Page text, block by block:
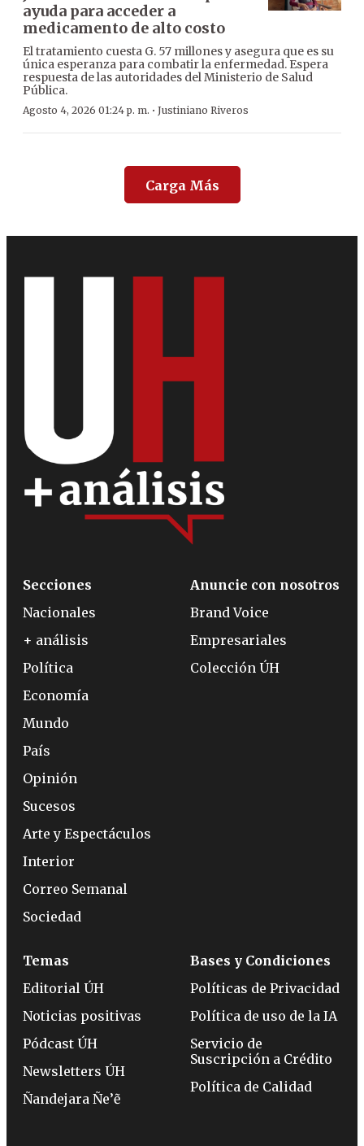
ayuda para acceder a
medicamento de alto costo
El tratamiento cuesta G. 57 millones y asegura que es su
única esperanza para combatir la enfermedad. Espera
respuesta de las autoridades del Ministerio de Salud
Pública.
Agosto 4, 2026 01:24 p. m. · Justiniano Riveros
Carga Más
Secciones
Nacionales
+ análisis
Política
Economía
Mundo
País
Opinión
Sucesos
Arte y Espectáculos
Interior
Correo Semanal
Sociedad
Anuncie con nosotros
Brand Voice
Empresariales
Colección ÚH
Temas
Editorial ÚH
Noticias positivas
Pódcast ÚH
Newsletters ÚH
Ñandejara Ñe’ẽ
Bases y Condiciones
Políticas de Privacidad
Política de uso de la IA
Servicio de
Suscripción a Crédito
Política de Calidad